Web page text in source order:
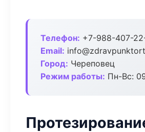
Телефон: +7-988-407-
Email:
Город: Череповец
Режим работы: Пн-Вс: